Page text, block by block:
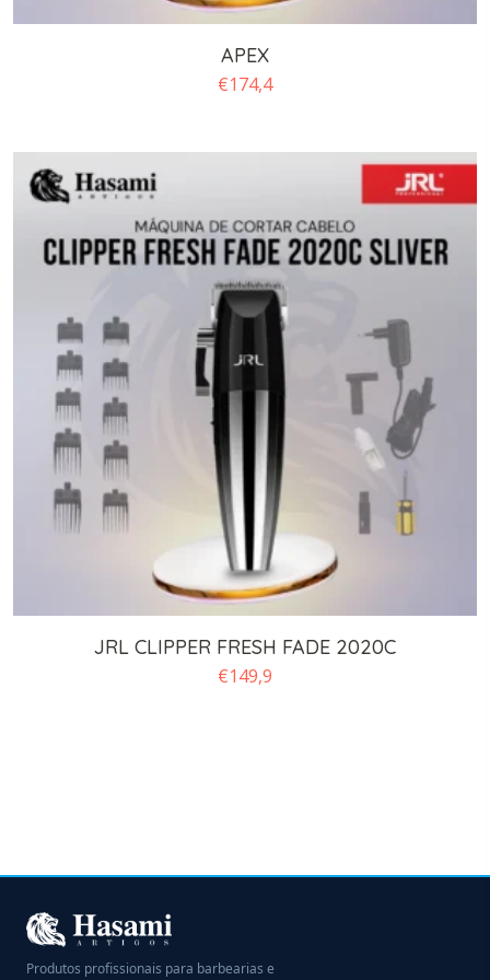
APEX
€174,4
JRL CLIPPER FRESH FADE 2020C
€149,9
Produtos profissionais para barbearias e